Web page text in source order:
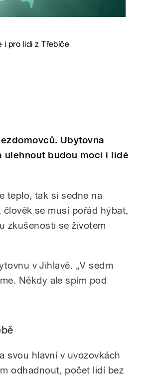
i pro lidi z Třebíče
Ubytovna
ulehnout budou moci i lidé
teplo, tak si sedne na
člověk se musí pořád hýbat,
zkušenosti se životem
v Jihlavě. „V sedm
Někdy ale spím pod
svou hlavní v uvozovkách
odhadnout, počet lidí bez